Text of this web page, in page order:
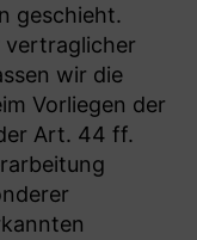
geschieht.
vertraglicher
wir die
Vorliegen der
Art. 44 ff.